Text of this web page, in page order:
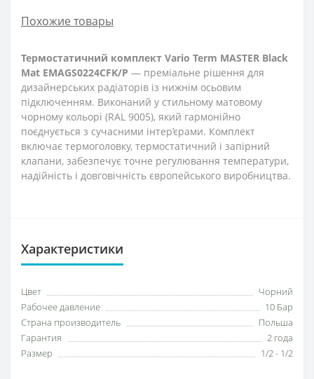
Похожие товары
Термостатичний комплект Vario Term MASTER Black
Mat EMAGS0224CFK/P — преміальне рішення для
дизайнерських радіаторів із нижнім осьовим
підключенням. Виконаний у стильному матовому
чорному кольорі (RAL 9005), який гармонійно
поєднується з сучасними інтер’єрами. Комплект
включає термоголовку, термостатичний і запірний
клапани, забезпечує точне регулювання температури,
надійність і довговічність європейського виробництва.
Характеристики
Цвет
Чорний
Рабочее давление
10 Бар
Страна производитель
Польша
Гарантия
2 года
Размер
1/2 - 1/2